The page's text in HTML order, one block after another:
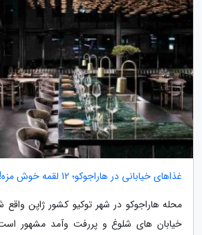
غذاهای خیابانی در هاراجوکو؛ 12 لقمه خوش مزه!
محله هاراجوکو در شهر توکیو کشور ژاپن
خیابان های شلوغ و پررفت وآمد مشهور